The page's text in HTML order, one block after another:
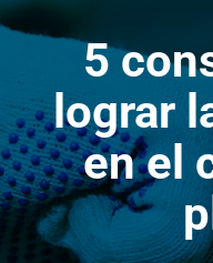
5
lograr
en el